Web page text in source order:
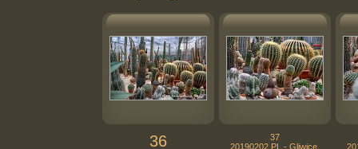
36
37
20190202 PL - Gliwice.